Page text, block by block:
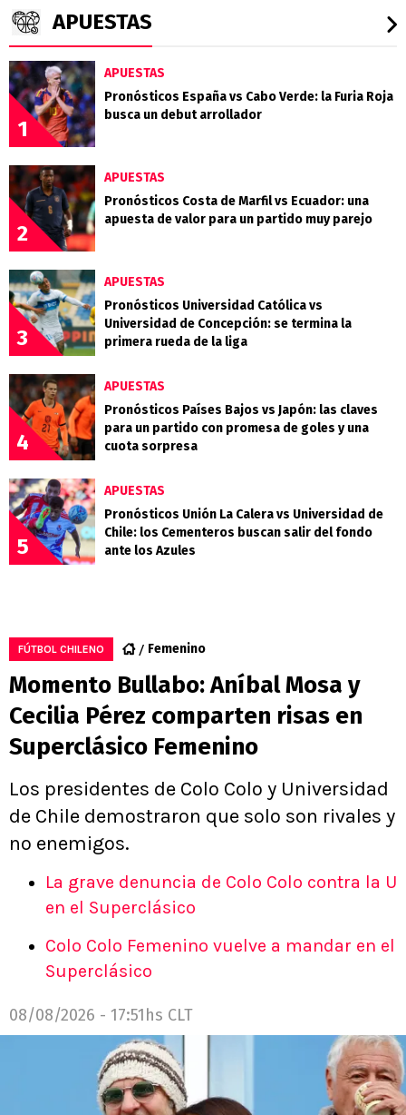
APUESTAS
1
APUESTAS
Pronósticos España vs Cabo Verde: la Furia Roja
busca un debut arrollador
2
APUESTAS
Pronósticos Costa de Marfil vs Ecuador: una
apuesta de valor para un partido muy parejo
3
APUESTAS
Pronósticos Universidad Católica vs
Universidad de Concepción: se termina la
primera rueda de la liga
4
APUESTAS
Pronósticos Países Bajos vs Japón: las claves
para un partido con promesa de goles y una
cuota sorpresa
5
APUESTAS
Pronósticos Unión La Calera vs Universidad de
Chile: los Cementeros buscan salir del fondo
ante los Azules
FÚTBOL CHILENO Femenino
Momento Bullabo: Aníbal Mosa y
Cecilia Pérez comparten risas en
Superclásico Femenino
Los presidentes de Colo Colo y Universidad
de Chile demostraron que solo son rivales y
no enemigos.
La grave denuncia de Colo Colo contra la U
en el Superclásico
Colo Colo Femenino vuelve a mandar en el
Superclásico
08/08/2026 - 17:51hs CLT